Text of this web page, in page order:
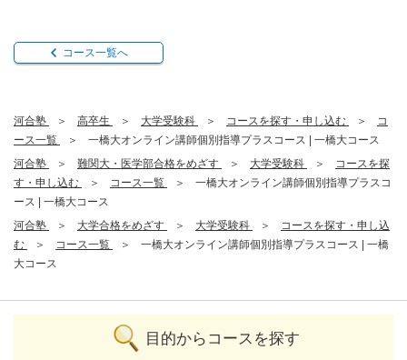
コース一覧へ
河合塾 高卒生 大学受験科 コースを探す・申し込む
コ
ース一覧
一橋大オンライン講師個別指導プラスコース | 一橋大コース
河合塾
難関大・医学部合格をめざす 大学受験科
コースを探
す・申し込む
コース一覧
一橋大オンライン講師個別指導プラスコ
ース | 一橋大コース
河合塾
大学合格をめざす 大学受験科
コースを探す・申し込
む
コース一覧
一橋大オンライン講師個別指導プラスコース | 一橋
大コース
目的からコースを探す